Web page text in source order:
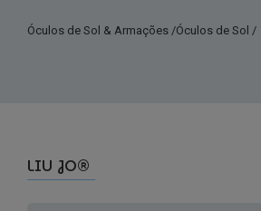
Óculos de Sol & Armações /Óculos de Sol /
LIU JO®